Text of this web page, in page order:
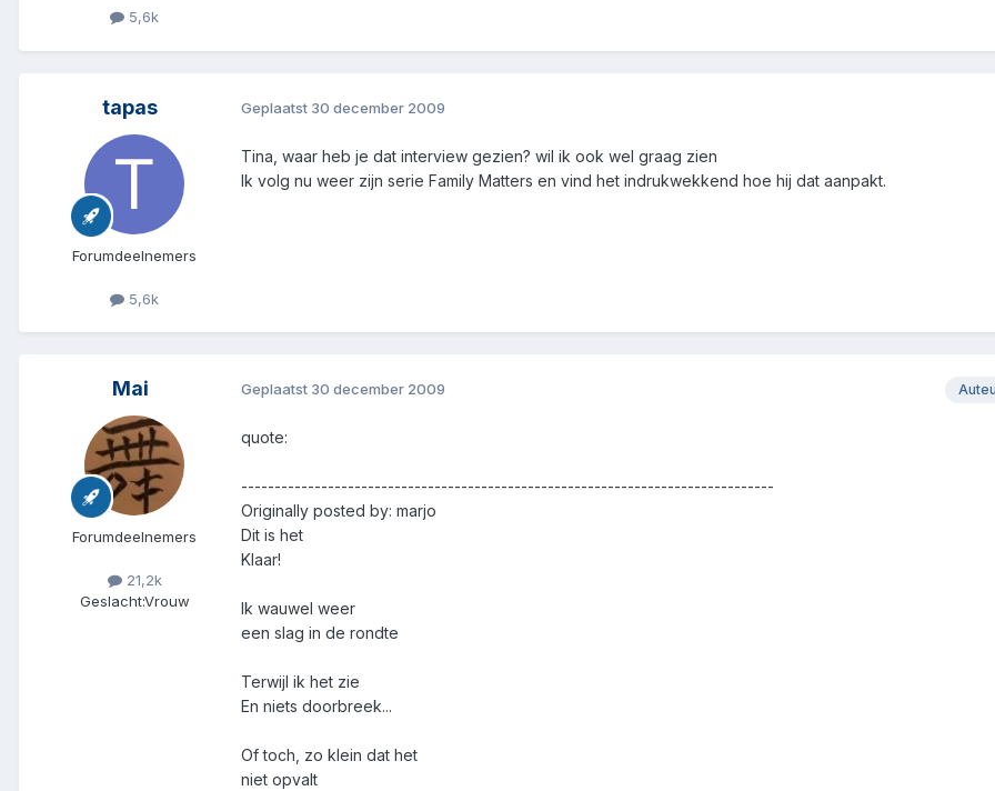
5,6k
tapas
Forumdeelnemers
5,6k
Geplaatst 30 december 2009
Tina, waar heb je dat interview gezien? wil ik ook wel graag zien
Ik volg nu weer zijn serie Family Matters en vind het indrukwekkend hoe hij dat aanpakt.
Mai
Forumdeelnemers
21,2k
Geslacht:Vrouw
Geplaatst 30 december 2009
quote:
--------------------------------------------------------------------------------
Originally posted by: marjo
Dit is het
Klaar!
Ik wauwel weer
een slag in de rondte
Terwijl ik het zie
En niets doorbreek...
Of toch, zo klein dat het
niet opvalt